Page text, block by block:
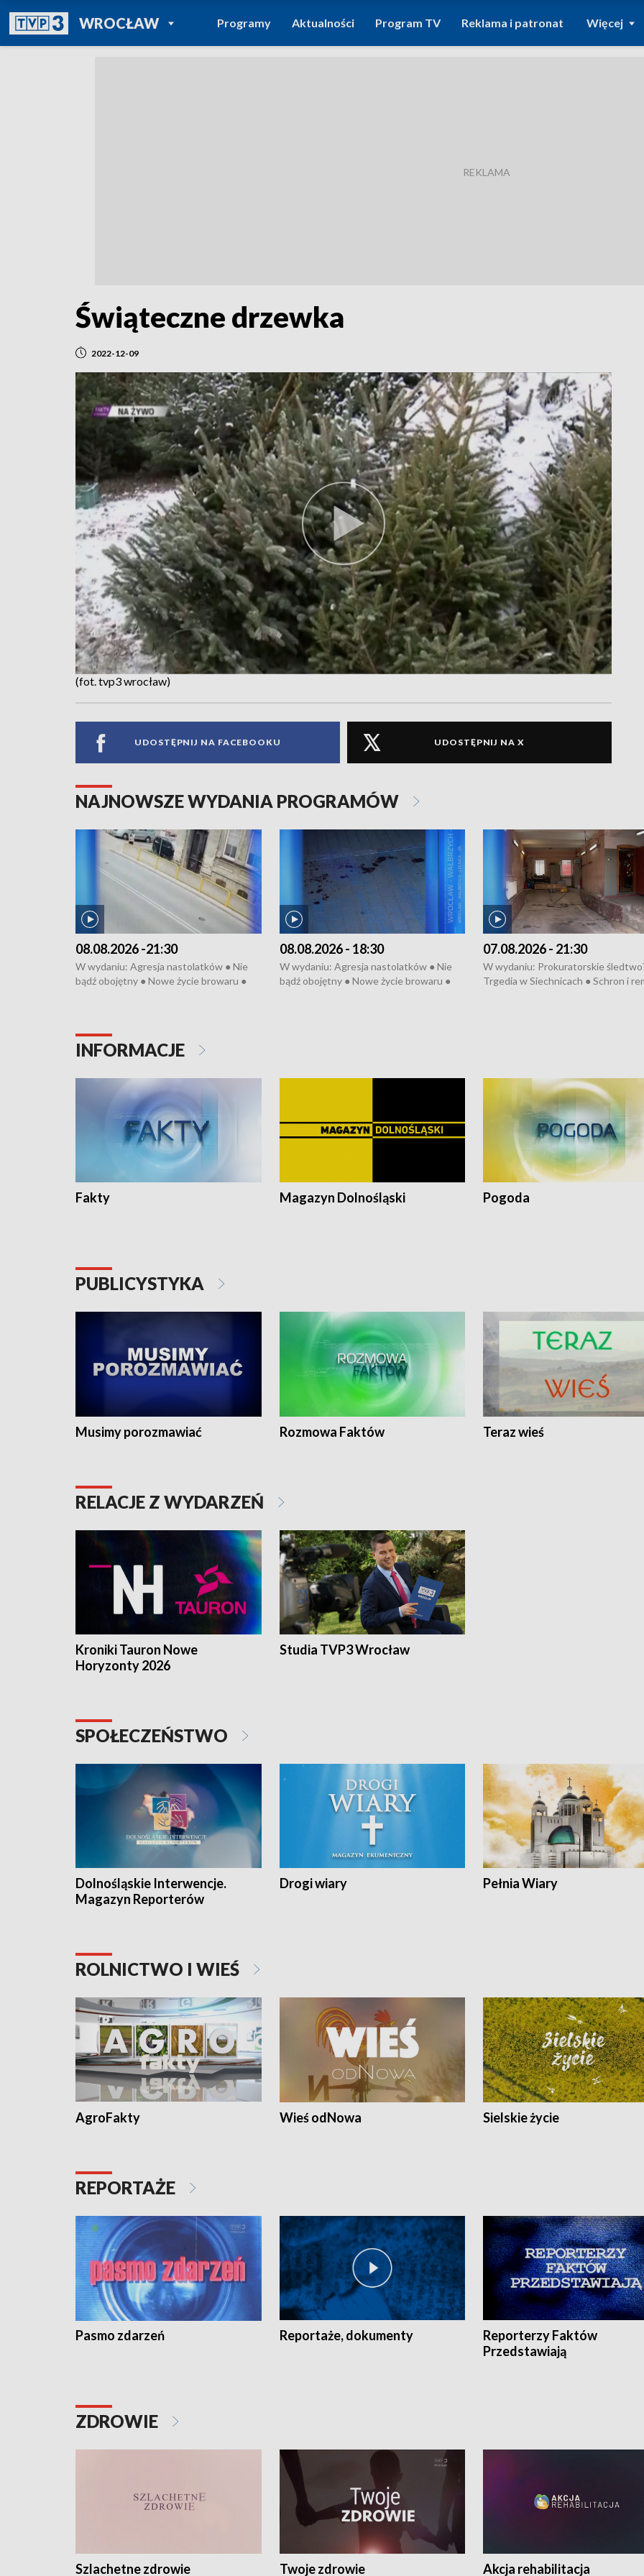
WROCŁAWPOWRÓT DO
TVP REGIONY
Programy Aktualności Program TV Reklama i patronat Więcej
Świąteczne drzewka
2022-12-09
(fot. tvp3 wrocław)
UDOSTĘPNIJ NA FACEBOOKU UDOSTĘPNIJ NA X
NAJNOWSZE WYDANIA PROGRAMÓW
08.08.2026 -21:30
W wydaniu: Agresja nastolatków ● Nie
bądź obojętny ● Nowe życie browaru ●
08.08.2026 - 18:30
W wydaniu: Agresja nastolatków ● Nie
bądź obojętny ● Nowe życie browaru ●
07.08.2026 - 21:30
W wydaniu: Prokuratorskie
Trgedia w Siechnicach ● Schron i
INFORMACJE
Fakty Magazyn Dolnośląski Pogoda
PUBLICYSTYKA
Musimy porozmawiać Rozmowa Faktów Teraz wieś
RELACJE Z WYDARZEŃ
Kroniki Tauron Nowe
Horyzonty 2026
Studia TVP3 Wrocław
SPOŁECZEŃSTWO
Dolnośląskie Interwencje.
Magazyn Reporterów
Drogi wiary Pełnia Wiary
ROLNICTWO I WIEŚ
AgroFakty Wieś odNowa Sielskie życie
REPORTAŻE
Pasmo zdarzeń Reportaże, dokumenty
Reporterzy Faktów
Przedstawiają
ZDROWIE
Szlachetne zdrowie Twoje zdrowie Akcja rehabilitacja